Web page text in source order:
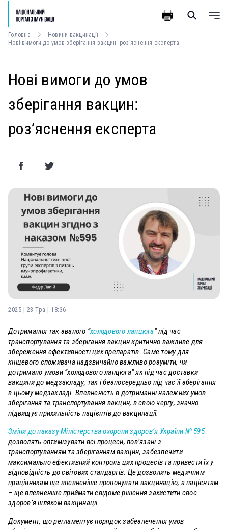
Головна
Новини вакцинації
Нові вимоги до умов зберігання вакцин: роз’яснення експерта
Нові вимоги до умов
зберігання вакцин:
роз’яснення експерта
2025 | 23 Тра | 18:36
Дотримання так званого “холодового ланцюга” під час
транспортування та зберігання вакцин критично важливе для
збереження ефективності цих препаратів. Саме тому для
кінцевого споживача надзвичайно важливо розуміти, чи
дотримано умови “холодового ланцюга” як під час доставки
вакцини до медзакладу, так і безпосередньо під час її зберігання
в цьому медзакладі. Впевненість в дотриманні належних умов
зберігання та транспортування вакцин, в свою чергу, значно
підвищує прихильність пацієнтів до вакцинації.
Зміни до наказу Міністерства охорони здоров’я України № 595
дозволять оптимізувати всі процеси, пов’язані з
транспортуванням та зберіганням вакцин, забезпечити
максимально ефективний контроль цих процесів та привести їх у
відповідність до світових стандартів. Це дозволить медичним
працівникам ще впевненіше пропонувати вакцинацію, а пацієнтам
– ще впевненіше приймати свідоме рішення захистити своє
здоров’я шляхом вакцинації.
Документ, що регламентує порядок забезпечення умов